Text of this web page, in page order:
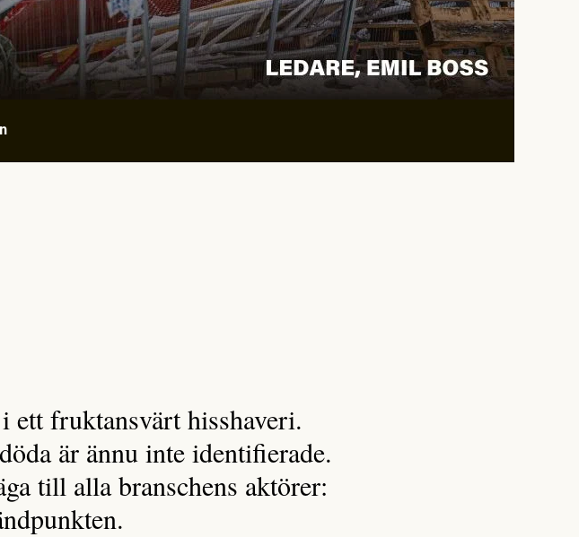
ett fruktansvärt hisshaveri.
är ännu inte identifierade.
till alla branschens aktörer: